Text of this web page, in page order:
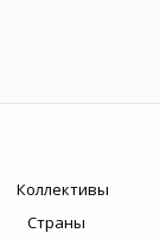
Коллективы
Страны